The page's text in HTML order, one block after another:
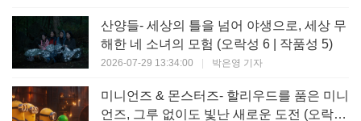
산양들- 세상의 틀을 넘어 야생으로, 세상 무
해한 네 소녀의 모험 (오락성 6 | 작품성 5)
2026-07-29 13:34:00 박은영 기자
미니언즈 & 몬스터즈- 할리우드를 품은 미니
언즈, 그루 없이도 빛난 새로운 도전 (오락성